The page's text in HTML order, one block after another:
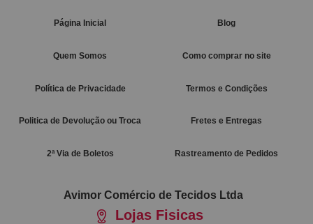
Página Inicial Blog
Quem Somos Como comprar no site
Política de Privacidade Termos e Condições
Politica de Devolução ou Troca Fretes e Entregas
2ª Via de Boletos Rastreamento de Pedidos
Avimor Comércio de Tecidos Ltda
Lojas Fisicas